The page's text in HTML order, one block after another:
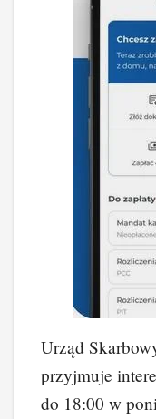
Urząd
przyjmuje
do 18:00 w